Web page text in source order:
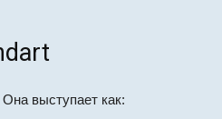
выступает как: